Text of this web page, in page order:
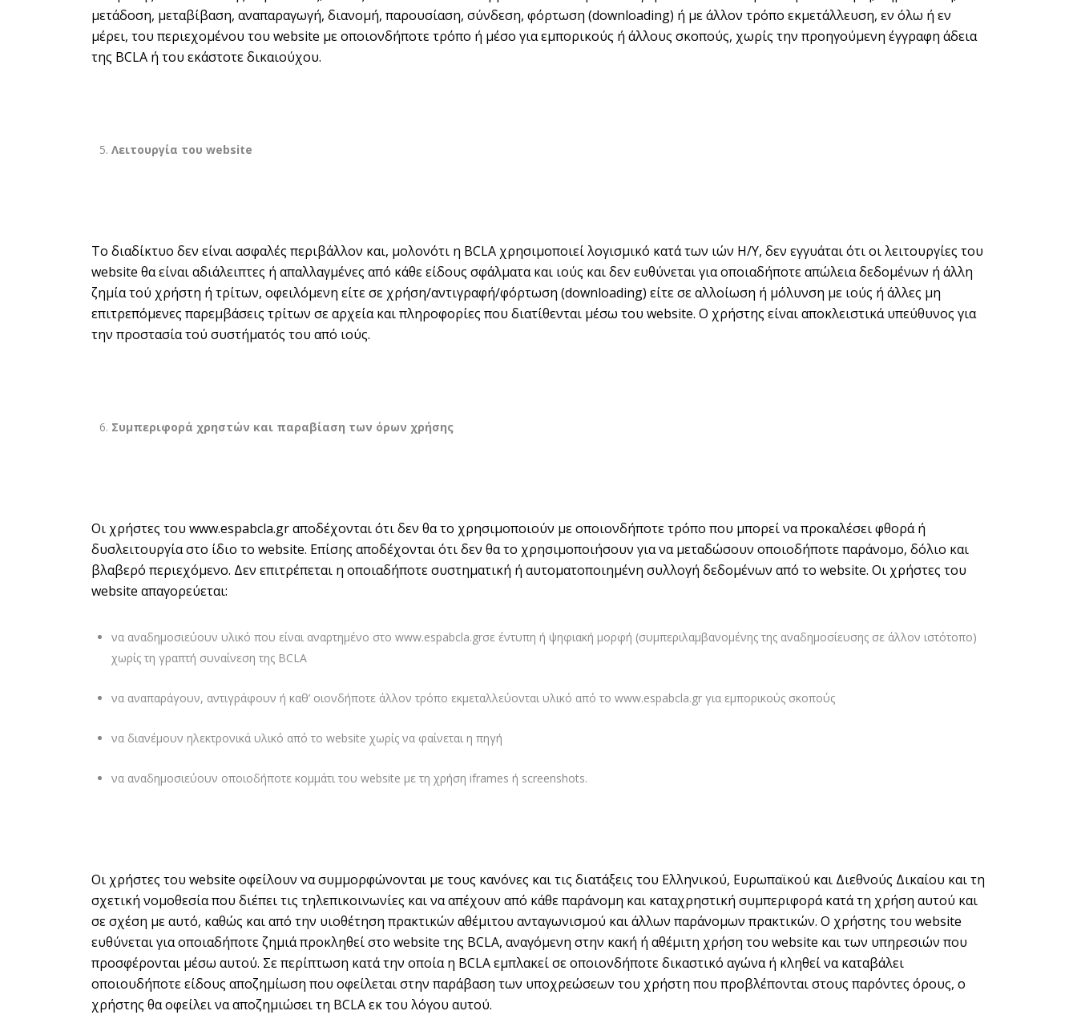
μετάδοση, μεταβίβαση, αναπαραγωγή, διανομή, παρουσίαση, σύνδεση, φόρτωση (downloading) ή με άλλον τρόπο εκμετάλλευση, εν όλω ή εν
μέρει, του περιεχομένου του website με οποιονδήποτε τρόπο ή μέσο για εμπορικούς ή άλλους σκοπούς, χωρίς την προηγούμενη έγγραφη άδεια
της BCLA ή του εκάστοτε δικαιούχου.
Λειτουργία του website
Το διαδίκτυο δεν είναι ασφαλές περιβάλλον και, μολονότι η BCLA χρησιμοποιεί λογισμικό κατά των ιών Η/Υ, δεν εγγυάται ότι οι λειτουργίες του
website θα είναι αδιάλειπτες ή απαλλαγμένες από κάθε είδους σφάλματα και ιούς και δεν ευθύνεται για οποιαδήποτε απώλεια δεδομένων ή άλλη
ζημία τού χρήστη ή τρίτων, οφειλόμενη είτε σε χρήση/αντιγραφή/φόρτωση (downloading) είτε σε αλλοίωση ή μόλυνση με ιούς ή άλλες μη
επιτρεπόμενες παρεμβάσεις τρίτων σε αρχεία και πληροφορίες που διατίθενται μέσω του website. Ο χρήστης είναι αποκλειστικά υπεύθυνος για
την προστασία τού συστήματός του από ιούς.
Συμπεριφορά χρηστών και παραβίαση των όρων χρήσης
Οι χρήστες του www.espabcla.grαποδέχονται ότι δεν θα το χρησιμοποιούν με οποιονδήποτε τρόπο που μπορεί να προκαλέσει φθορά ή
δυσλειτουργία στο ίδιο το website. Επίσης αποδέχονται ότι δεν θα το χρησιμοποιήσουν για να μεταδώσουν οποιοδήποτε παράνομο, δόλιο και
βλαβερό περιεχόμενο. Δεν επιτρέπεται η οποιαδήποτε συστηματική ή αυτοματοποιημένη συλλογή δεδομένων από το website. Οι χρήστες του
website απαγορεύεται:
να αναδημοσιεύουν υλικό που είναι αναρτημένο στο www.espabcla.grσε έντυπη ή ψηφιακή μορφή (συμπεριλαμβανομένης της αναδημοσίευσης σε άλλον ιστότοπο)
χωρίς τη γραπτή συναίνεση της BCLA
να αναπαράγουν, αντιγράφουν ή καθ’ οιονδήποτε άλλον τρόπο εκμεταλλεύονται υλικό από το www.espabcla.gr για εμπορικούς σκοπούς
να διανέμουν ηλεκτρονικά υλικό από το website χωρίς να φαίνεται η πηγή
να αναδημοσιεύουν οποιοδήποτε κομμάτι του website με τη χρήση iframes ή screenshots.
Οι χρήστες του website οφείλουν να συμμορφώνονται με τους κανόνες και τις διατάξεις του Ελληνικού, Ευρωπαϊκού και Διεθνούς Δικαίου και τη
σχετική νομοθεσία που διέπει τις τηλεπικοινωνίες και να απέχουν από κάθε παράνομη και καταχρηστική συμπεριφορά κατά τη χρήση αυτού και
σε σχέση με αυτό, καθώς και από την υιοθέτηση πρακτικών αθέμιτου ανταγωνισμού και άλλων παράνομων πρακτικών. Ο χρήστης του website
ευθύνεται για οποιαδήποτε ζημιά προκληθεί στο website της BCLA, αναγόμενη στην κακή ή αθέμιτη χρήση του website και των υπηρεσιών που
προσφέρονται μέσω αυτού. Σε περίπτωση κατά την οποία η BCLA εμπλακεί σε οποιονδήποτε δικαστικό αγώνα ή κληθεί να καταβάλει
οποιουδήποτε είδους αποζημίωση που οφείλεται στην παράβαση των υποχρεώσεων του χρήστη που προβλέπονται στους παρόντες όρους, ο
χρήστης θα οφείλει να αποζημιώσει τη BCLA εκ του λόγου αυτού.